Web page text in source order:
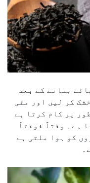
بنانے کے بعد
کر لیں اور مٹی
پر کام کرتا ہے
ہے۔ وقتاً فوقتاً
کو ہوا ملتی ہے